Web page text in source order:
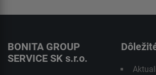
BONITA GROUP
SERVICE SK s.r.o.